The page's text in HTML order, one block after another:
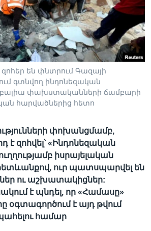
են փնտրում Գազայի
գտնվող ինդոնեզական
փախստականների ճամբարի
հարվածներից հետո
փոխանցմամբ,
է զոհվել՝ «Ինդոնեզական
իսրայելական
ուր պատսպարվել են
ու աշխատակիցներ:
է պնդել, որ «Համասը»
օգտագործում է այդ թվում
համար